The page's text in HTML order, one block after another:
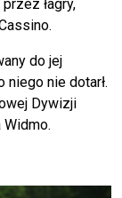
łagry,
do jej
nie dotarł.
Dywizji
Widmo.